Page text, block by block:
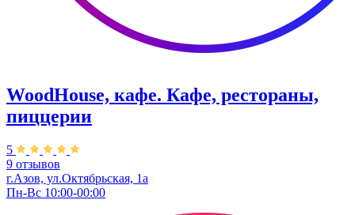
WoodHouse, кафе. Кафе, рестораны,
пиццерии
5
9 отзывов
г.Азов, ул.Октябрьская, 1а
Пн-Вс 10:00-00:00